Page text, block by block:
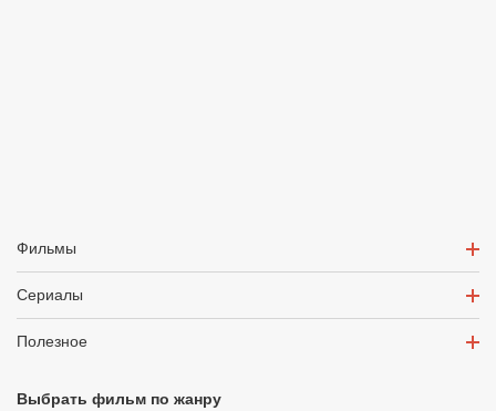
Фильмы
Сериалы
Полезное
Выбрать фильм по жанру